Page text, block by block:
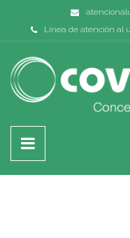
Línea de atención al